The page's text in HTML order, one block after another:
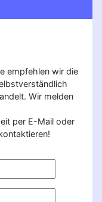
empfehlen wir die
Wir melden
per E-Mail oder